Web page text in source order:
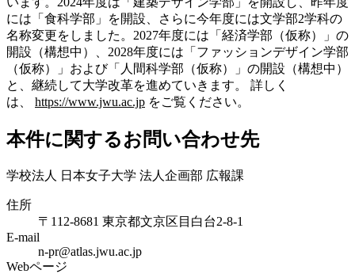
には「食科学部」を開設、さらに今年度には文学部2学科の
名称変更をしました。2027年度には「経済学部（仮称）」の
開設（構想中）、2028年度には「ファッションデザイン学部
（仮称）」および「人間科学部（仮称）」の開設（構想中）
と、継続して大学改革を進めていきます。 詳しく
は、 https://www.jwu.ac.jp をご覧ください。
本件に関するお問い合わせ先
学校法人 日本女子大学 法人企画部 広報課
住所
〒112-8681 東京都文京区目白台2-8-1
E-mail
n-pr@atlas.jwu.ac.jp
Webページ